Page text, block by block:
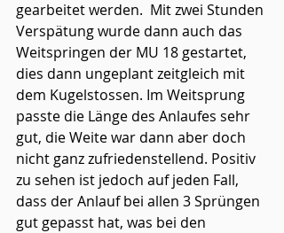
gearbeitet werden.  Mit zwei Stunden
Verspätung wurde dann auch das
Weitspringen der MU 18 gestartet,
dies dann ungeplant zeitgleich mit
dem Kugelstossen. Im Weitsprung
passte die Länge des Anlaufes sehr
gut, die Weite war dann aber doch
nicht ganz zufriedenstellend. Positiv
zu sehen ist jedoch auf jeden Fall,
dass der Anlauf bei allen 3 Sprüngen
gut gepasst hat, was bei den